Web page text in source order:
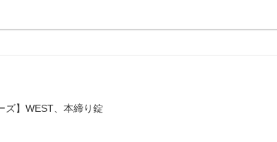
ズ】WEST、本締り錠